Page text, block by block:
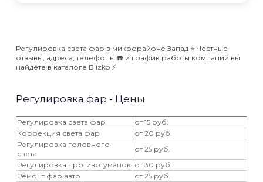
Регулировка света фар в микрорайоне Запад ⭐️ Честные
отзывы, адреса, телефоны ☎️ и график работы компаний вы
найдёте в каталоге Blizko ⚡️
Регулировка фар - Цены
Регулировка света фар
от 15 руб.
Коррекция света фар
от 20 руб.
Регулировка головного
света
от 25 руб.
Регулировка противотуманок от 30 руб.
Ремонт фар авто
от 25 руб.